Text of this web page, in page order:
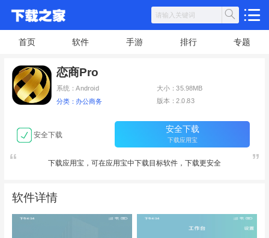
首页 软件 手游 排行 专题
恋商Pro
系统：Android 大小：35.98MB
分类：办公商务 版本：2.0.83
安全下载
安全下载
下载应用宝
下载应用宝，可在应用宝中下载目标软件，下载更安全
软件详情